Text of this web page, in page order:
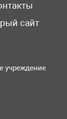
сайт
учреждение